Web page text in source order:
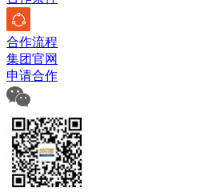
合作流程
集团官网
申请合作